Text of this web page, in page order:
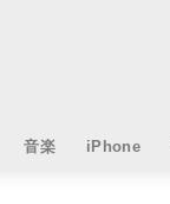
音楽 iPhone